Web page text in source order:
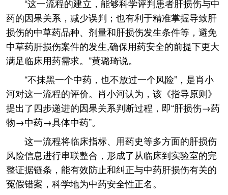
“这一流程的建立，能够科学评判患者肝损伤与中
药的因果关系，减少误判；也有利于精准掌握导致肝
损伤的中草药品种、剂量和肝损伤发生条件等，避免
中草药肝损伤案件的发生,确保用药安全的前提下更大
满足临床用药需求。”黄璐琦说。
“不抹黑一个中药，也不放过一个风险”，是肖小
河对这一流程的评价。肖小河认为，该《指导原则》
提出了四步递进的因果关系判断过程，即“肝损伤→药
物→中药→具体中药”。
这一流程将临床指标、用药史等多方面的肝损伤
风险信息进行串联整合，形成了从临床到实验室的完
整证据链条，能有效防止和纠正与中药肝损伤有关的
冤假错案，科学地为中药安全性正名。